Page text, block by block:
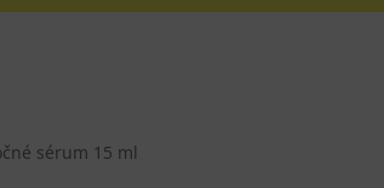
sérum 15 ml